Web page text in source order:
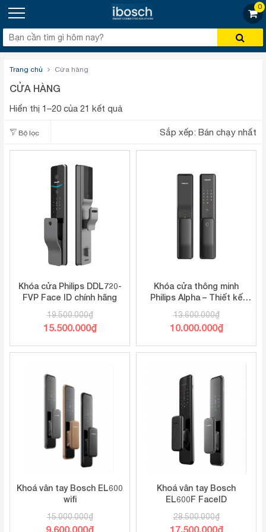
0
Trang chủ Cửa hàng
CỬA HÀNG
Hiển thị 1–20 của 21 kết quả
Bộ lọc Sắp xếp: Bán chạy nhất
Khóa cửa Philips DDL720-
FVP Face ID chính hãng
19.500.000₫
Giá
là:
15.500.000₫
Giá
là:
15.500.000₫.
Khóa cửa thông minh
Philips Alpha – Thiết kế
bảo mật vượt trội
13.600.000₫
Giá
là:
13.600.000₫.
10.000.000₫
Giá
10.000.000₫.
Khoá vân tay Bosch EL600
wifi
15.000.000₫
Giá
9.600.000₫
Khoá vân tay Bosch
EL600F FaceID
28.500.000₫
Giá
17.500.000₫